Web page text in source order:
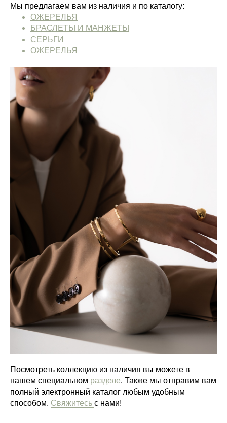
Мы предлагаем вам из наличия и по каталогу:
ОЖЕРЕЛЬЯ
БРАСЛЕТЫ И МАНЖЕТЫ
СЕРЬГИ
ОЖЕРЕЛЬЯ
Посмотреть коллекцию из наличия вы можете в
нашем специальном разделе. Также мы отправим вам
полный электронный каталог любым удобным
способом. Свяжитесь с нами!